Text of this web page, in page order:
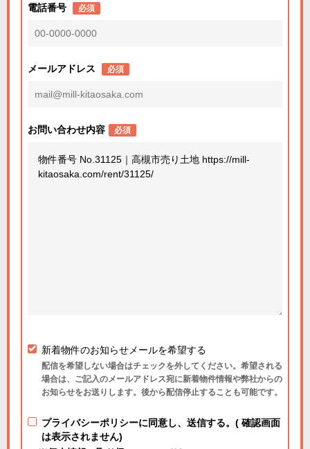
電話番号 必須
メールアドレス 必須
お問い合わせ内容 必須
新着物件のお知らせメールを希望する
配信を希望しない場合はチェックを外してください。希望される
場合は、ご記入のメールアドレス宛に新着物件情報や弊社からの
お知らせをお送りします。後から配信停止することも可能です。
プライバシーポリシーに同意し、送信する。( 確認画面
は表示されません)